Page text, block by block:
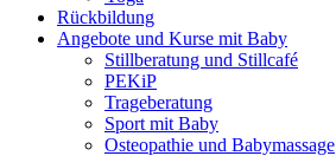
Rückbildung
Angebote und Kurse mit Baby
Stillberatung und Stillcafé
PEKiP
Trageberatung
Sport mit Baby
Osteopathie und Babymassage